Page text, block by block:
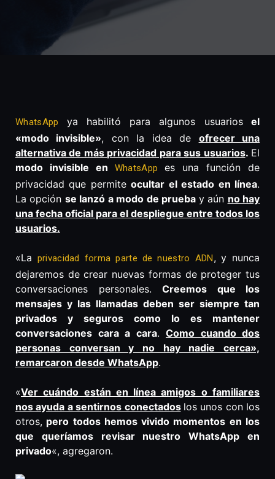
WhatsApp ya habilitó para algunos usuariosel
«modo invisible», con la idea de ofrecer una
alternativa de más privacidad para sus usuarios. El
modo invisible en WhatsApp
es una función de
privacidad que permiteocultar el estado en línea.
La opción se lanzó a modo de prueba y aún no hay
una fecha oficial para el despliegue entre todos los
usuarios.
«La privacidad forma parte de nuestro ADN, y nunca
dejaremos de crear nuevas formas de proteger tus
conversaciones personales. Creemos que los
mensajes y las llamadas deben ser siempre tan
privados y seguros como lo es mantener
conversaciones cara a cara. Como cuando dos
personas conversan y no hay nadie cerca»,
remarcaron desde WhatsApp.
«Ver cuándo están en línea amigos o familiares
nos ayuda a sentirnos conectados los unos con los
otros, pero todos hemos vivido momentos en los
que queríamos revisar nuestro WhatsApp en
privado«, agregaron.